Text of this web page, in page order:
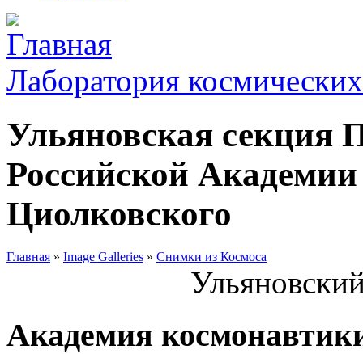
Лаборатория
Ульяновская секция
Российской
Циолковского
Главная » Image Galleries » Снимки из Космоса
Академия